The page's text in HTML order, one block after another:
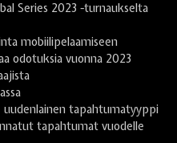
Series 2023 -turnaukselta
mobiilipelaamiseen
odotuksia vuonna 2023
tapahtumatyyppi
tapahtumat vuodelle